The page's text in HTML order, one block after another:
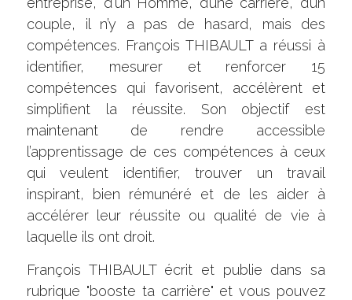
couple, il n’y a pas de hasard, mais des
compétences. François THIBAULT a réussi à
identifier, mesurer et renforcer 15
compétences qui favorisent, accélèrent et
simplifient la réussite. Son objectif est
maintenant de rendre accessible
l’apprentissage de ces compétences à ceux
qui veulent identifier, trouver un travail
inspirant, bien rémunéré et de les aider à
accélérer leur réussite ou qualité de vie à
laquelle ils ont droit.
François THIBAULT écrit et publie dans sa
rubrique "booste ta carrière" et vous pouvez